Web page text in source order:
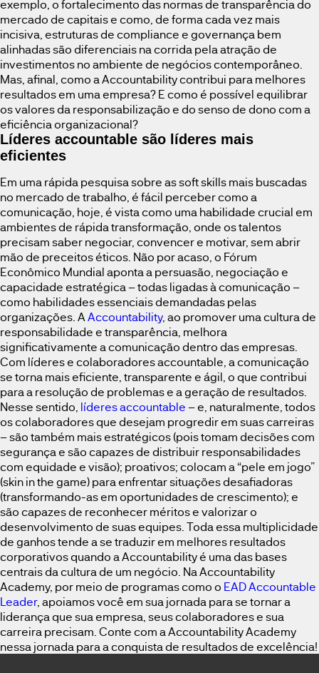
exemplo, o fortalecimento das normas de transparência do
mercado de capitais e como, de forma cada vez mais
incisiva, estruturas de compliance e governança bem
alinhadas são diferenciais na corrida pela atração de
investimentos no ambiente de negócios contemporâneo.
Mas, afinal, como a Accountability contribui para melhores
resultados em uma empresa? E como é possível equilibrar
os valores da responsabilização e do senso de dono com a
eficiência organizacional?
Líderes accountable são líderes mais
eficientes
Em uma rápida pesquisa sobre as soft skills mais buscadas
no mercado de trabalho, é fácil perceber como a
comunicação, hoje, é vista como uma habilidade crucial em
ambientes de rápida transformação, onde os talentos
precisam saber negociar, convencer e motivar, sem abrir
mão de preceitos éticos. Não por acaso, o Fórum
Econômico Mundial aponta a persuasão, negociação e
capacidade estratégica – todas ligadas à comunicação –
como habilidades essenciais demandadas pelas
organizações. AAccountability, ao promover uma cultura de
responsabilidade e transparência, melhora
significativamente a comunicação dentro das empresas.
Com líderes e colaboradores accountable, a comunicação
se torna mais eficiente, transparente e ágil, o que contribui
para a resolução de problemas e a geração de resultados.
Nesse sentido, líderes accountable– e, naturalmente, todos
os colaboradores que desejam progredir em suas carreiras
– são também mais estratégicos (pois tomam decisões com
segurança e são capazes de distribuir responsabilidades
com equidade e visão); proativos; colocam a “pele em jogo”
(skin in the game) para enfrentar situações desafiadoras
(transformando-as em oportunidades de crescimento); e
são capazes de reconhecer méritos e valorizar o
desenvolvimento de suas equipes. Toda essa multiplicidade
de ganhos tende a se traduzir em melhores resultados
corporativos quando a Accountability é uma das bases
centrais da cultura de um negócio. Na Accountability
Academy, por meio de programas como o EAD Accountable
Leader, apoiamos você em sua jornada para se tornar a
liderança que sua empresa, seus colaboradores e sua
carreira precisam. Conte com a Accountability Academy
nessa jornada para a conquista de resultados de excelência!